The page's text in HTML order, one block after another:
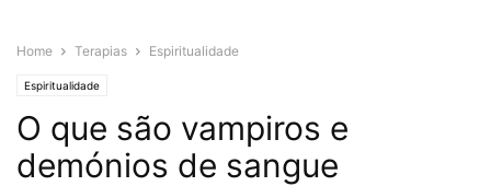
Home Terapias Espiritualidade
Espiritualidade
O que são vampiros e
demónios de sangue